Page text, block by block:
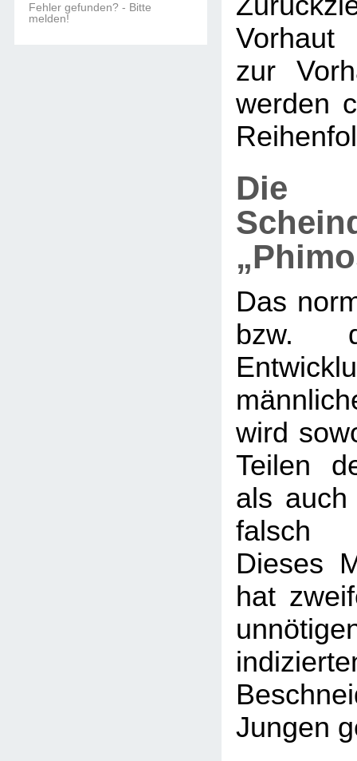
Fehler gefunden? - Bitte
melden!
zur
werden
Die
Das
bzw.
wird
Teilen
als auch
falsch
Dieses
hat
Jungen